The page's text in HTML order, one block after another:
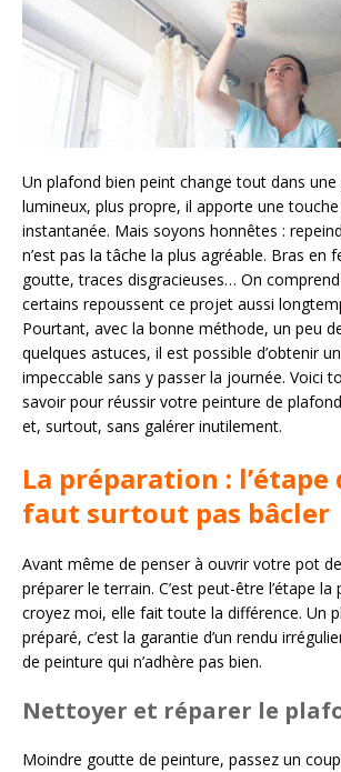
Un plafond bien peint change tout dans une
lumineux, plus propre, il apporte une
instantanée. Mais soyons honnêtes :
n’est pas la tâche la plus agréable. Bras en
goutte, traces disgracieuses… On
certains repoussent ce projet aussi
Pourtant, avec la bonne méthode, un peu
quelques astuces, il est possible d’obtenir
impeccable sans y passer la journée. Voici
savoir pour réussir votre peinture de
et, surtout, sans galérer inutilement.
La préparation : l’étape
faut surtout pas bâcler
Avant même de penser à ouvrir votre pot
préparer le terrain. C’est peut-être l’étape la
croyez moi, elle fait toute la différence. Un
préparé, c’est la garantie d’un rendu
de peinture qui n’adhère pas bien.
Nettoyer et réparer le
Moindre goutte de peinture, passez un